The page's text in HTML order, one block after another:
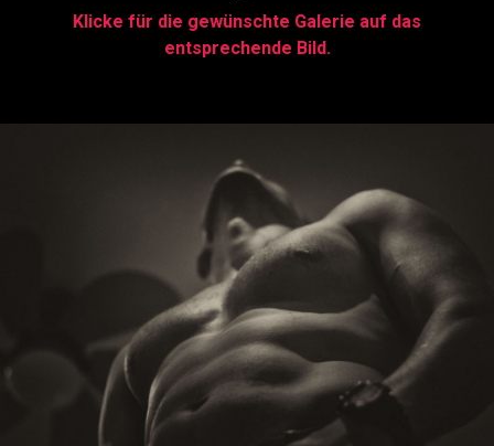
Klicke für die gewünschte Galerie auf das
entsprechende Bild.